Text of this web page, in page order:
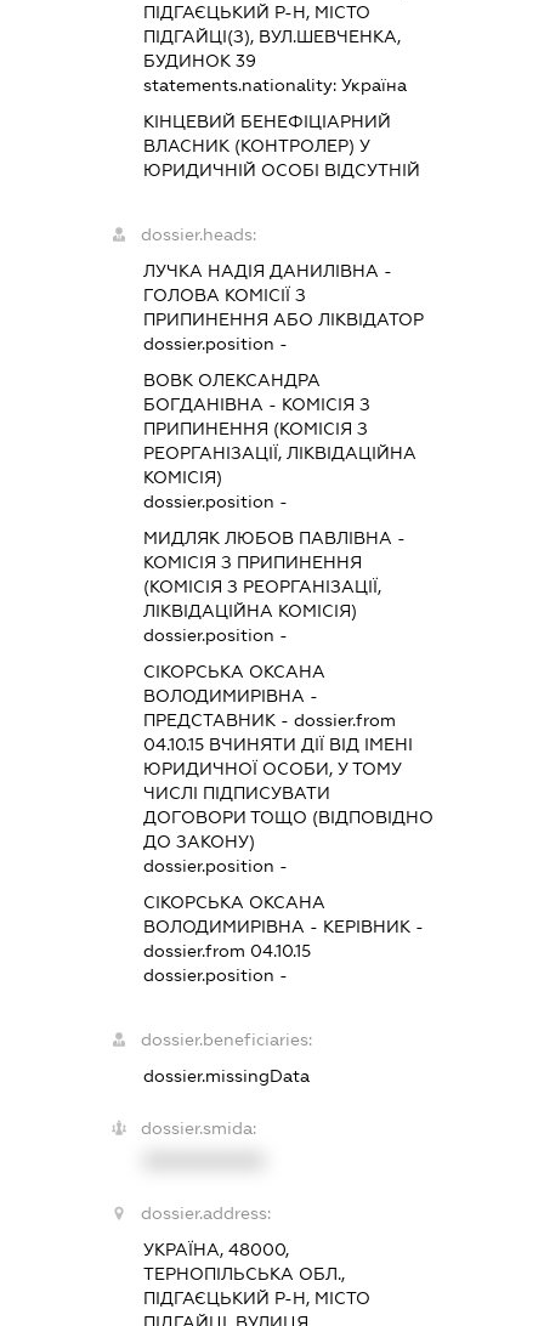
ПІДГАЄЦЬКИЙ Р-Н, МІСТО
ПІДГАЙЦІ(З), ВУЛ.ШЕВЧЕНКА,
БУДИНОК 39
statements.nationality:Україна
КІНЦЕВИЙ БЕНЕФІЦІАРНИЙ
ВЛАСНИК (КОНТРОЛЕР) У
ЮРИДИЧНІЙ ОСОБІ ВІДСУТНІЙ
dossier.heads:
ЛУЧКА НАДІЯ ДАНИЛІВНА -
ГОЛОВА КОМІСІЇ З
ПРИПИНЕННЯ АБО ЛІКВІДАТОР
dossier.position -
ВОВК ОЛЕКСАНДРА
БОГДАНІВНА - КОМІСІЯ З
ПРИПИНЕННЯ (КОМІСІЯ З
РЕОРГАНІЗАЦІЇ, ЛІКВІДАЦІЙНА
КОМІСІЯ)
dossier.position -
МИДЛЯК ЛЮБОВ ПАВЛІВНА -
КОМІСІЯ З ПРИПИНЕННЯ
(КОМІСІЯ З РЕОРГАНІЗАЦІЇ,
ЛІКВІДАЦІЙНА КОМІСІЯ)
dossier.position -
СІКОРСЬКА ОКСАНА
ВОЛОДИМИРІВНА -
ПРЕДСТАВНИК - dossier.from
04.10.15 ВЧИНЯТИ ДІЇ ВІД ІМЕНІ
ЮРИДИЧНОЇ ОСОБИ, У ТОМУ
ЧИСЛІ ПІДПИСУВАТИ
ДОГОВОРИ ТОЩО (ВІДПОВІДНО
ДО ЗАКОНУ)
dossier.position -
СІКОРСЬКА ОКСАНА
ВОЛОДИМИРІВНА - КЕРІВНИК -
dossier.from 04.10.15
dossier.position -
dossier.beneficiaries:
dossier.missingData
dossier.smida:
dossier.address:
УКРАЇНА, 48000,
ТЕРНОПІЛЬСЬКА ОБЛ.,
ПІДГАЄЦЬКИЙ Р-Н, МІСТО